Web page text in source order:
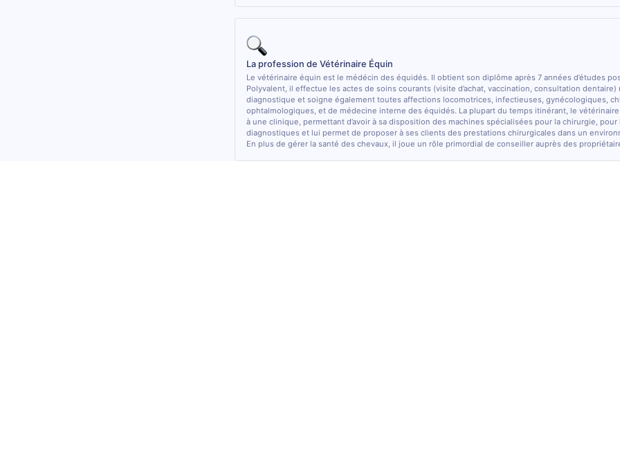
La profession de Vétérinaire Équin
Le vétérinaire équin est le médécin des équidés. Il obtient son diplôme après 7 années d’études
Polyvalent, il effectue les actes de soins courants (visite d’achat, vaccination, consultation dentaire)
diagnostique et soigne également toutes affections locomotrices, infectieuses, gynécologiques,
ophtalmologiques, et de médecine interne des équidés. La plupart du temps itinérant, le
à une clinique, permettant d’avoir à sa disposition des machines spécialisées pour la chirurgie,
diagnostiques et lui permet de proposer à ses clients des prestations chirurgicales dans un
En plus de gérer la santé des chevaux, il joue un rôle primordial de conseiller auprès des